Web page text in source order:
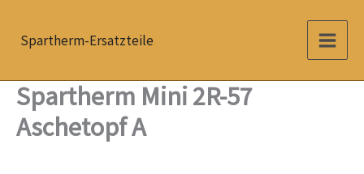
InhaltSpartherm-Ersatzteile
Spartherm Mini 2R-57
Aschetopf A